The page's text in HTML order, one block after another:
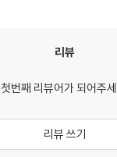
리뷰
첫번째 리뷰어가 되어주
리뷰 쓰기